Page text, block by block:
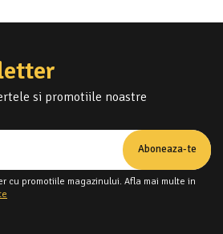
Se vede că au fost ambalate cu
si promotiile noastre
cu promotiile magazinului. Afla mai multe in